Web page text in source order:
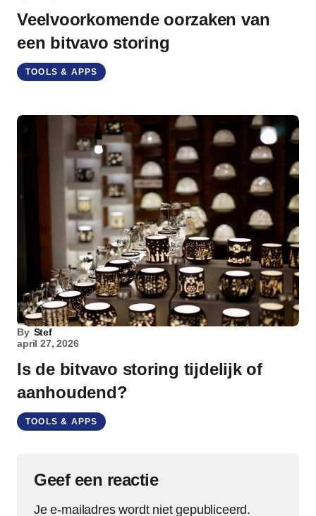
Veelvoorkomende oorzaken van
een bitvavo storing
TOOLS & APPS
By Stef
april 27, 2026
Is de bitvavo storing tijdelijk of
aanhoudend?
TOOLS & APPS
Geef een reactie
Je e-mailadres wordt niet gepubliceerd.